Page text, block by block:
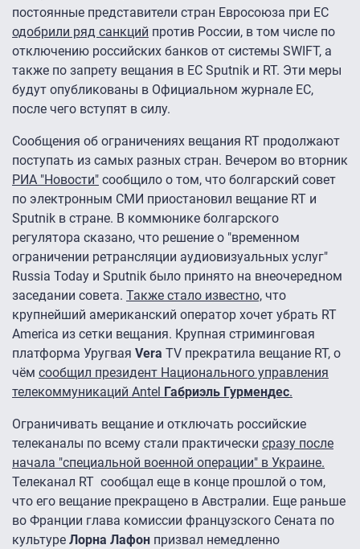
постоянные представители стран Евросоюза при ЕС
одобрили ряд санкций против России, в том числе по
отключению российских банков от системы SWIFT, а
также по запрету вещания в ЕС Sputnik и RT. Эти меры
будут опубликованы в Официальном журнале ЕС,
после чего вступят в силу.
Сообщения об ограничениях вещания RT продолжают
поступать из самых разных стран. Вечером во вторник
РИА "Новости" сообщило о том, что болгарский совет
по электронным СМИ приостановил вещание RT и
Sputnik в стране. В коммюнике болгарского
регулятора сказано, что решение о "временном
ограничении ретрансляции аудиовизуальных услуг"
Russia Today и Sputnik было принято на внеочередном
заседании совета. Также стало известно, что
крупнейший американский оператор хочет убрать RT
America из сетки вещания. Крупная стриминговая
платформа Уругвая Vera TV прекратила вещание RT, о
чём сообщил президент Национального управления
телекоммуникаций Antel Габриэль Гурмендес.
Ограничивать вещание и отключать российские
телеканалы по всему стали практически сразу после
начала "специальной военной операции" в Украине.
Телеканал RT сообщал еще в конце прошлой о том,
что его вещание прекращено в Австралии. Еще раньше
во Франции глава комиссии французского Сената по
культуре Лорна Лафон призвал немедленно